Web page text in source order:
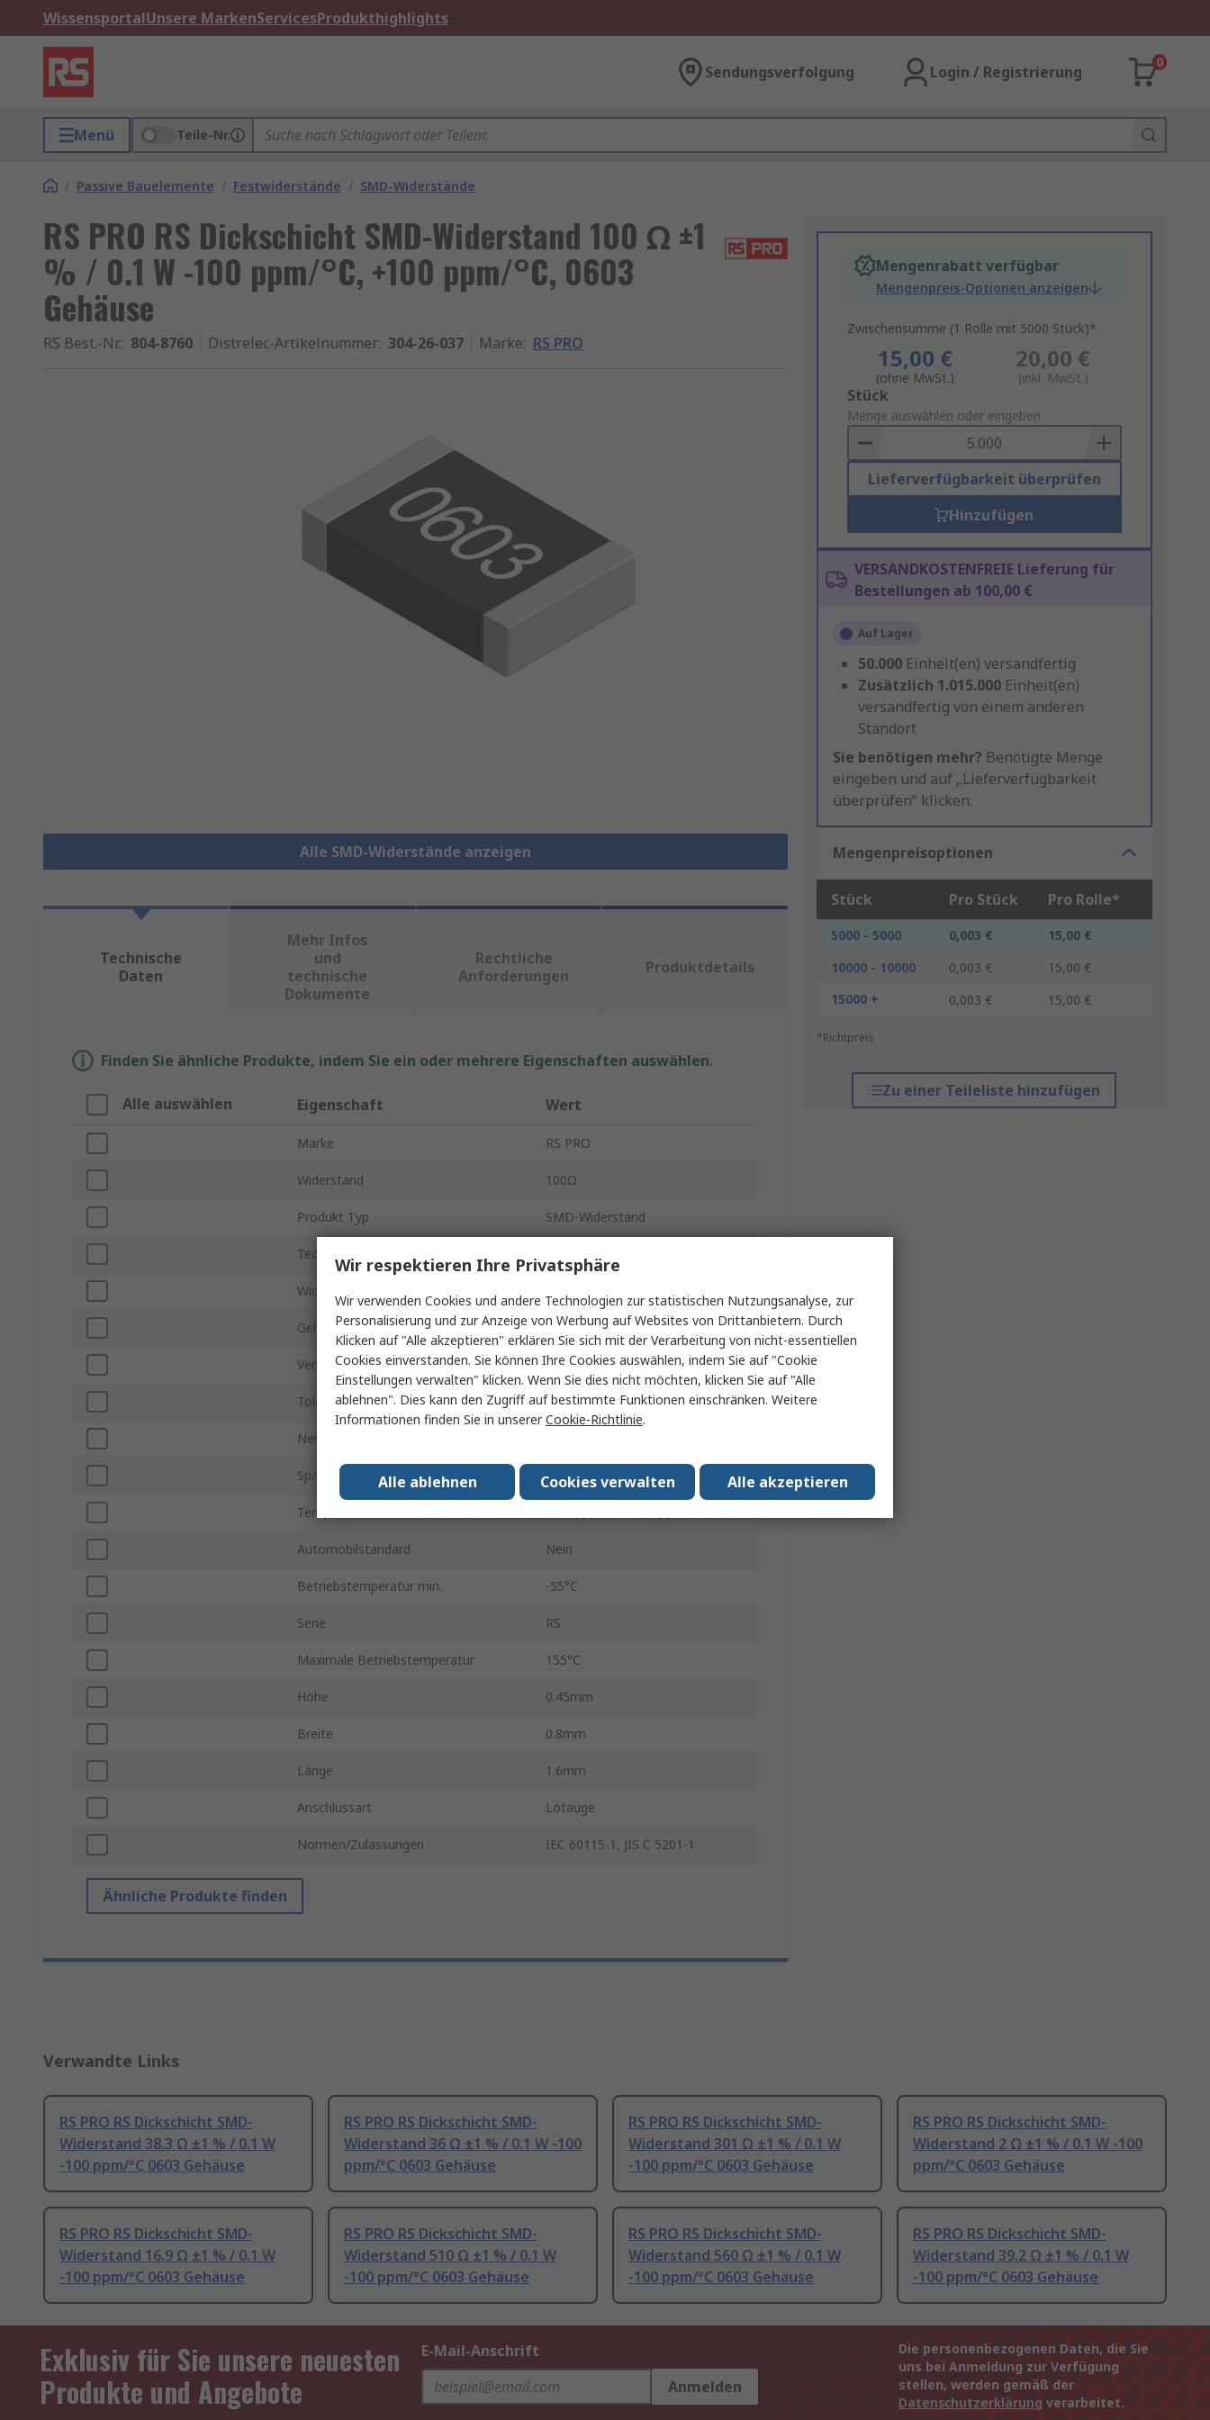
WissensportalUnsere MarkenServicesProdukthighlights
Sendungsverfolgung Login / Registrierung
0
Menü Teile-Nr.
/ Passive Bauelemente / Festwiderstände / SMD-Widerstände
RS PRO RS Dickschicht SMD-Widerstand 100 Ω ±1
% / 0.1 W -100 ppm/°C, +100 ppm/°C, 0603
Gehäuse
RS Best.-Nr.: 804-8760 Distrelec-Artikelnummer: 304-26-037 Marke: RS PRO
Alle SMD-Widerstände anzeigen
Mengenrabatt verfügbar
Mengenpreis-Optionen anzeigen
Zwischensumme (1 Rolle mit 5000 Stück)*
15,00 €
(ohne MwSt.)
20,00 €
(inkl. MwSt.)
Add
to
Basket
Stück
Menge auswählen oder eingeben
Lieferverfügbarkeit überprüfen
Hinzufügen
VERSANDKOSTENFREIE Lieferung für
Bestellungen ab 100,00 €
Auf Lager
50.000 Einheit(en) versandfertig
Zusätzlich 1.015.000 Einheit(en)
versandfertig von einem anderen
Standort
Sie benötigen mehr? Benötigte Menge
eingeben und auf „Lieferverfügbarkeit
überprüfen“ klicken.
Mengenpreisoptionen
Stück Pro Stück Pro Rolle*
5000 - 5000 0,003 €
15,00 €
10000 - 10000
0,003 €
15,00 €
15000 +
0,003 € 15,00 €
*Richtpreis
Zu einer Teileliste hinzufügen
Technische
Daten
Mehr Infos
und
technische
Dokumente
Rechtliche
Anforderungen
Produktdetails
Finden Sie ähnliche Produkte, indem Sie ein oder mehrere Eigenschaften auswählen.
Alle auswählen Eigenschaft Wert
Marke RS PRO
Widerstand 100Ω
Produkt Typ SMD-Widerstand
Technologie
Widerstandstyp
Gehäusegröße 0603
Verpackungsart Band und Rolle
Toleranz ±1 %
Nennleistung
Spannung 75V
Temperaturkoeffizient
Automobilstandard Nein
Betriebstemperatur min. -55°C
Serie RS
Maximale Betriebstemperatur 155°C
Höhe 0.45mm
Breite 0.8mm
Länge 1.6mm
Anschlussart Lötauge
Normen/Zulassungen IEC 60115-1, JIS C 5201-1
Ähnliche Produkte finden
Verwandte Links
RS PRO RS Dickschicht SMD-
Widerstand 38.3 Ω ±1 % / 0.1 W
-100 ppm/°C 0603 Gehäuse
RS PRO RS Dickschicht SMD-
Widerstand 36 Ω ±1 % / 0.1 W -100
ppm/°C 0603 Gehäuse
RS PRO RS Dickschicht SMD-
Widerstand 301 Ω ±1 % / 0.1 W
-100 ppm/°C 0603 Gehäuse
RS PRO RS Dickschicht SMD-
Widerstand 2 Ω ±1 % / 0.1 W -100
ppm/°C 0603 Gehäuse
RS PRO RS Dickschicht SMD-
Widerstand 16.9 Ω ±1 % / 0.1 W
-100 ppm/°C 0603 Gehäuse
RS PRO RS Dickschicht SMD-
Widerstand 510 Ω ±1 % / 0.1 W
-100 ppm/°C 0603 Gehäuse
RS PRO RS Dickschicht SMD-
Widerstand 560 Ω ±1 % / 0.1 W
-100 ppm/°C 0603 Gehäuse
RS PRO RS Dickschicht SMD-
Widerstand 39.2 Ω ±1 % / 0.1 W
-100 ppm/°C 0603 Gehäuse
Exklusiv für Sie unsere neuesten
Produkte und Angebote
E-Mail-Anschrift
Anmelden
Die personenbezogenen Daten, die Sie
uns bei Anmeldung zur Verfügung
stellen, werden gemäß der
Datenschutzerklärung verarbeitet.
Wir respektieren Ihre Privatsphäre
Wir verwenden Cookies und andere Technologien zur statistischen Nutzungsanalyse, zur
Personalisierung und zur Anzeige von Werbung auf Websites von Drittanbietern. Durch
Klicken auf "Alle akzeptieren" erklären Sie sich mit der Verarbeitung von nicht-essentiellen
Cookies einverstanden. Sie können Ihre Cookies auswählen, indem Sie auf "Cookie
Einstellungen verwalten" klicken. Wenn Sie dies nicht möchten, klicken Sie auf "Alle
ablehnen". Dies kann den Zugriff auf bestimmte Funktionen einschränken. Weitere
Informationen finden Sie in unsererCookie-Richtlinie.
Alle akzeptieren
Cookies verwalten
Alle ablehnen